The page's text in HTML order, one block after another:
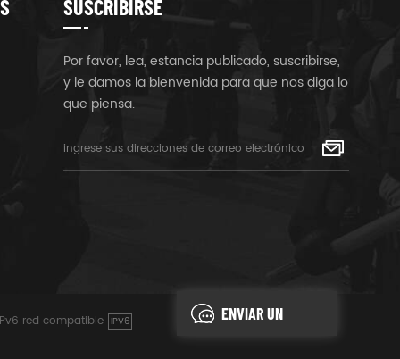
SUSCRIBIRSE
Por favor, lea, estancia publicado, suscribirse,
y le damos la bienvenida para que nos diga lo
que piensa.
red compatible IPV6 ENVIAR UN